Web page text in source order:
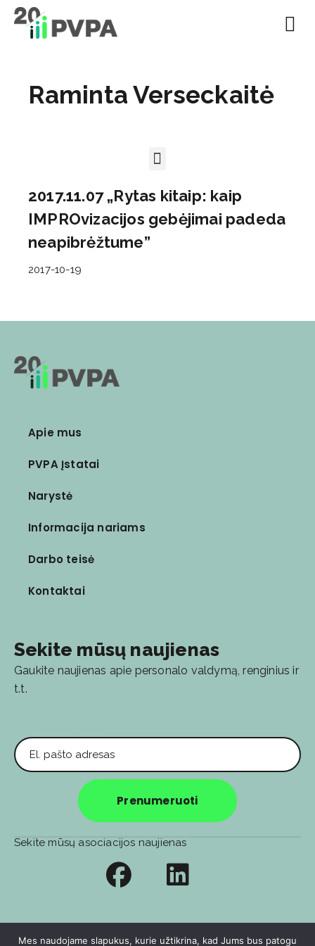
Raminta Verseckaitė
2017.11.07 „Rytas kitaip: kaip
IMPROvizacijos gebėjimai padeda
neapibrėžtume”
2017-10-19
Apie mus
PVPA Įstatai
Narystė
Informacija nariams
Darbo teisė
Kontaktai
Sekite mūsų naujienas
Gaukite naujienas apie personalo valdymą, renginius ir
t.t.
Prenumeruoti
Privatumo politika Soc. tinklų privatumo politika
Sekite mūsų asociacijos naujienas
Mes naudojame slapukus, kurie užtikrina, kad Jums bus patogu